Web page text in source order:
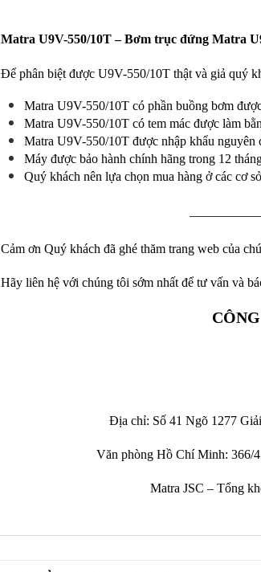
Matra U9V-550/10T – Bơm trục đứng Matra
Để phân biệt được U9V-550/10T thật và giả quý
Matra U9V-550/10T có phần buồng bơm
Matra U9V-550/10T có tem mác được làm
Matra U9V-550/10T được nhập khẩu
Máy được bảo hành chính hãng trong 12
Quý khách nên lựa chọn mua hàng ở các cơ
Cảm ơn Quý khách đã ghé thăm trang web của
Hãy liên hệ với chúng tôi sớm nhất để tư vấn và
Địa chỉ: Số 41 Ngõ 1277
Văn phòng Hồ Chí Minh: 366/
Matra JSC – Tổng